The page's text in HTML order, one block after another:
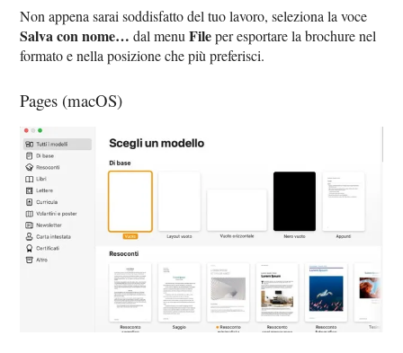
Non appena sarai soddisfatto del tuo lavoro, seleziona la voce
Salva con nome… dal menuFileper esportare la brochure nel
formato e nella posizione che più preferisci.
Pages (macOS)